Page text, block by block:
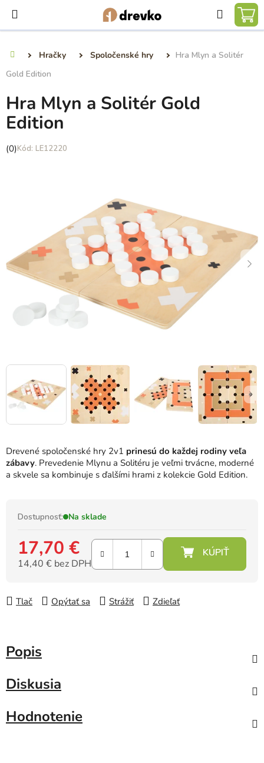
obsah
Hľadať
Hračky Spoločenské hry
Hra Mlyn a Solitér
Gold Edition
Drevené spoločenské hry 2v1 prinesú do každej rodiny veľa
zábavy. Prevedenie Mlynu a Solitéru je veľmi trvácne, moderné
a skvele sa kombinuje s ďalšími hrami z kolekcie Gold Edition.
Dostupnosť: Na sklade
17,70 €
14,40 € bez DPH
Tlač
Opýtať sa Strážiť Zdieľať
Hra Mlyn a Solitér Gold
Edition
Priemerné
(0) LE12220
Popis
Diskusia
Hodnotenie